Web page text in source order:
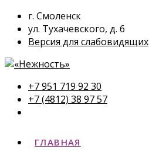
г. Смоленск
ул. Тухачевского, д. 6
Версия для слабовидящих
+7 951 719 92 30
+7 (4812) 38 97 57
ГЛАВНАЯ